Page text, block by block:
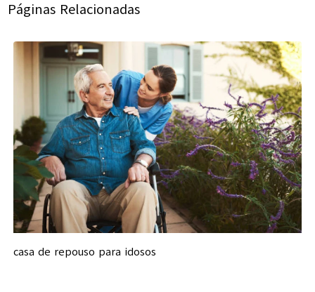
Páginas Relacionadas
casa de repouso para idosos